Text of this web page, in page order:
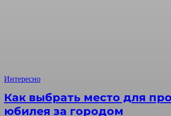
Интересно
Как выбрать место для
юбилея за городом